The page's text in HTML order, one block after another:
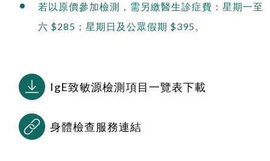
若以原價參加檢測，需另繳醫生診症費：星期一至
六 $285；星期日及公眾假期 $395。
IgE致敏源檢測項目一覽表下載
身體檢查服務連結